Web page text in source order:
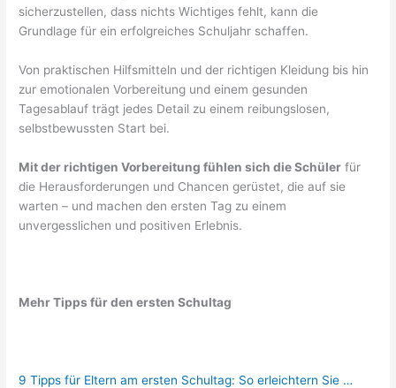
sicherzustellen, dass nichts Wichtiges fehlt, kann die
Grundlage für ein erfolgreiches Schuljahr schaffen.
Von praktischen Hilfsmitteln und der richtigen Kleidung bis hin
zur emotionalen Vorbereitung und einem gesunden
Tagesablauf trägt jedes Detail zu einem reibungslosen,
selbstbewussten Start bei.
Mit der richtigen Vorbereitung fühlen sich die Schüler für
die Herausforderungen und Chancen gerüstet, die auf sie
warten – und machen den ersten Tag zu einem
unvergesslichen und positiven Erlebnis.
Mehr Tipps für den ersten Schultag
9 Tipps für Eltern am ersten Schultag: So erleichtern Sie …